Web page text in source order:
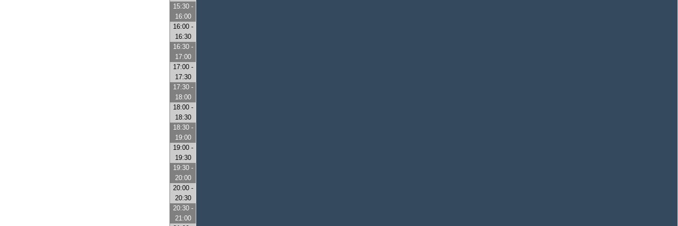
15:30 -
16:00
16:00 -
16:30
16:30 -
17:00
17:00 -
17:30
17:30 -
18:00
18:00 -
18:30
18:30 -
19:00
19:00 -
19:30
19:30 -
20:00
20:00 -
20:30
20:30 -
21:00